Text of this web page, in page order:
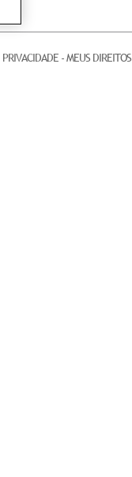
PRIVACIDADE - MEUS DIREITOS